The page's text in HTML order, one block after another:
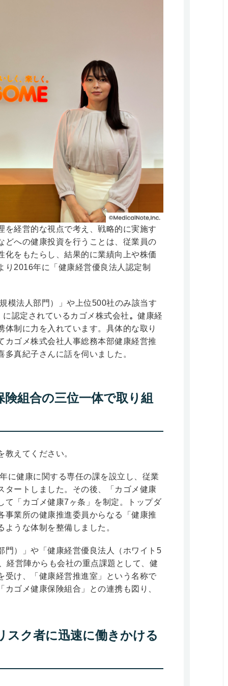
経営的な視点で考え、戦略的に実施す
どへの健康投資を行うことは、従業員の
をもたらし、結果的に業績向上や株価
2016年に「健康経営優良法人認定制
模法人部門）」や上位500社のみ該当す
認定されているカゴメ株式会社。 健康経
制に力を入れています。具体的な取り
ゴメ株式会社人事総務本部健康経営推
真紀子さんに話を伺いました。
組合の三位一体で取り組
えてください。
に健康に関する専任の課を設立し、従業
タートしました。その後、「カゴメ健康
て「カゴメ健康7ヶ条」を制定。トップダ
業所の健康推進委員からなる「健康推
うな体制を整備しました。
門）」や「健康経営優良法人（ホワイト5
経営陣からも会社の重点課題として、健
受け、「健康経営推進室」という名称で
ゴメ健康保険組合」との連携も図り、
スク者に迅速に働きかける